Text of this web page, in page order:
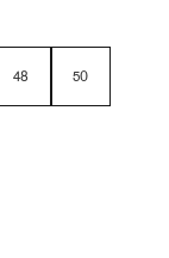
48 50